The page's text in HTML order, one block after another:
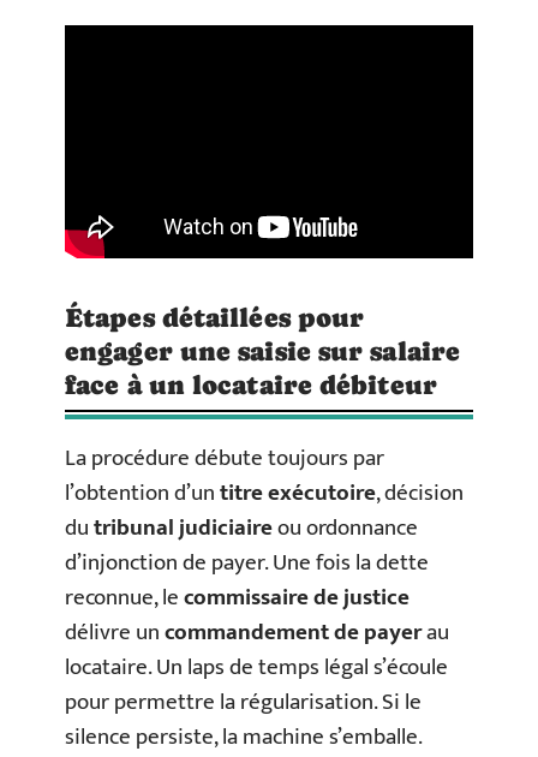
Étapes détaillées pour
engager une saisie sur salaire
face à un locataire débiteur
La procédure débute toujours par
l’obtention d’untitre exécutoire, décision
dutribunal judiciaireou ordonnance
d’injonction de payer. Une fois la dette
reconnue, lecommissaire de justice
délivre uncommandement de payerau
locataire. Un laps de temps légal s’écoule
pour permettre la régularisation. Si le
silence persiste, la machine s’emballe.